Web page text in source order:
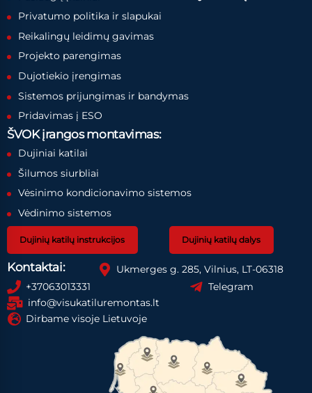
Privatumo politika ir slapukai
Reikalingų leidimų gavimas
Projekto parengimas
Dujotiekio įrengimas
Sistemos prijungimas ir bandymas
Pridavimas į ESO
ŠVOK įrangos montavimas:
Dujiniai katilai
Šilumos siurbliai
Vėsinimo kondicionavimo sistemos
Vėdinimo sistemos
Dujinių katilų instrukcijos Dujinių katilų dalys
Kontaktai:
Ukmerges g. 285, Vilnius, LT-06318
+37063013331
Telegram
info@visukatiluremontas.lt
Dirbame visoje Lietuvoje